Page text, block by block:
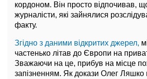
кордоном. Він просто відпочивав,
журналісти, які зайнялися
факту.
Згідно з даними відкритих джерел,
частенько літав до Європи на
Зважаючи на це, прибув на місце
запізненням. Як докази Олег Ляшко